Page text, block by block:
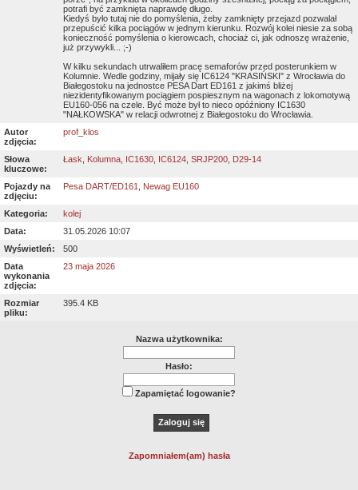
potrafi być zamknięta naprawdę długo.
Kiedyś było tutaj nie do pomyślenia, żeby zamknięty przejazd pozwalał
przepuścić kilka pociągów w jednym kierunku. Rozwój kolei niesie za sobą
konieczność pomyślenia o kierowcach, chociaż ci, jak odnoszę wrażenie,
już przywykli... ;-)
W kilku sekundach utrwaliłem pracę semaforów przed posterunkiem w
Kolumnie. Wedle godziny, mijały się IC6124 "KRASIŃSKI" z Wrocławia do
Białegostoku na jednostce PESA Dart ED161 z jakimś bliżej
niezidentyfikowanym pociągiem pospiesznym na wagonach z lokomotywą
EU160-056 na czele. Być może był to nieco opóźniony IC1630
"NAŁKOWSKA" w relacji odwrotnej z Białegostoku do Wrocławia.
Autor
zdjęcia:
prof_klos
Słowa
kluczowe:
Łask Kolumna IC1630 IC6124 SRJP200 D29-14
Pojazdy na
zdjęciu:
Pesa DART/ED161 Newag EU160
Kategoria:
kolej
Data:
31.05.2026 10:07
Wyświetleń:
500
Data
wykonania
zdjęcia:
23 maja 2026
Rozmiar
pliku:
395.4 KB
Nazwa użytkownika:
Hasło:
Zapamiętać logowanie?
Zapomniałem(am) hasła